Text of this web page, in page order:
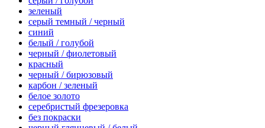
зеленый
серый темный / черный
синий
белый / голубой
черный / фиолетовый
красный
черный / бирюзовый
карбон / зеленый
белое золото
серебристый фрезеровка
без покраски